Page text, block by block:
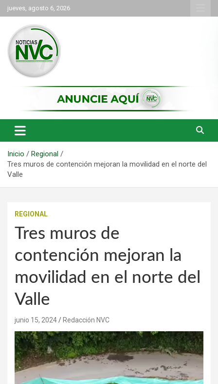
Saltar
al
contenido
jueves, agosto 6, 2026
NVC Noticias
Inicio
Regional
Tres muros de contención mejoran la movilidad en el norte del
Valle
REGIONAL
Tres muros de
contención mejoran la
movilidad en el norte del
Valle
junio 15, 2024 Redacción NVC